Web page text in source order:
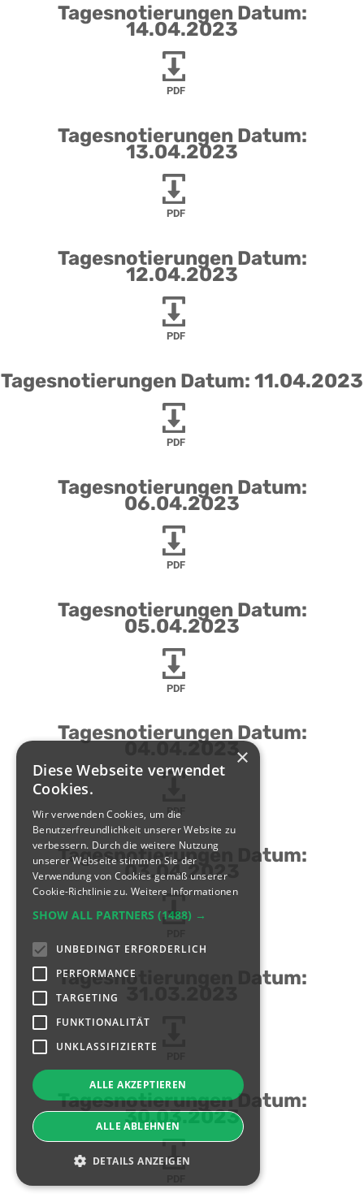
Tagesnotierungen Datum:
14.04.2023
PDF
Tagesnotierungen Datum:
13.04.2023
PDF
Tagesnotierungen Datum:
12.04.2023
PDF
Tagesnotierungen Datum: 11.04.2023
PDF
Tagesnotierungen Datum:
06.04.2023
PDF
Tagesnotierungen Datum:
05.04.2023
PDF
Tagesnotierungen Datum:
04.04.2023
PDF
Tagesnotierungen Datum:
03.04.2023
Tagesnotierungen Datum:
Tagesnotierungen Datum:
30.03.2023
×
Diese Webseite verwendet
Cookies.
Wir verwenden Cookies, um die
Benutzerfreundlichkeit unserer Website zu
verbessern. Durch die weitere Nutzung
unserer Webseite stimmen Sie der
Verwendung von Cookies gemäß unserer
Cookie-Richtlinie zu. Weitere Informationen
SHOW ALL PARTNERS (1488) →
UNBEDINGT ERFORDERLICH
PERFORMANCE
TARGETING
FUNKTIONALITÄT
UNKLASSIFIZIERTE
ALLE AKZEPTIEREN
ALLE ABLEHNEN
DETAILS ANZEIGEN